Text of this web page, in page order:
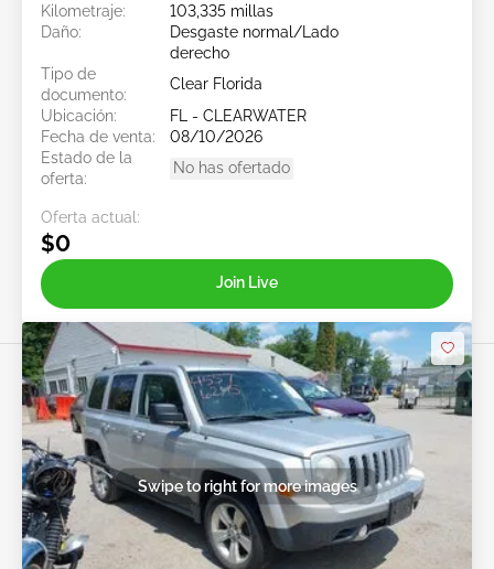
Kilometraje:
103,335 millas
Daño:
Desgaste normal/Lado
derecho
Tipo de
documento:
Clear Florida
Ubicación:
FL - CLEARWATER
Fecha de venta:
08/10/2026
Estado de la
oferta:
No has ofertado
Oferta actual:
$0
Join Live
Swipe to right for more images